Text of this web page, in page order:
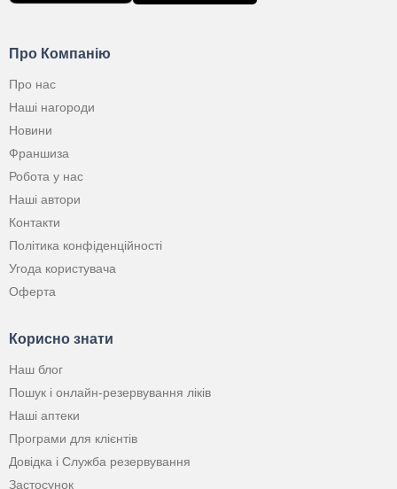
Про Компанію
Про нас
Наші нагороди
Новини
Франшиза
Робота у нас
Наші автори
Контакти
Політика конфіденційності
Угода користувача
Оферта
Корисно знати
Наш блог
Пошук і онлайн-резервування ліків
Наші аптеки
Програми для клієнтів
Довідка і Служба резервування
Застосунок